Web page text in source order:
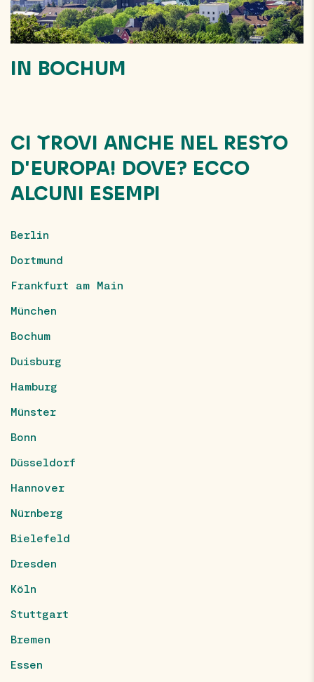
IN BOCHUM
CI TROVI ANCHE NEL RESTO
D'EUROPA! DOVE? ECCO
ALCUNI ESEMPI
Berlin
Dortmund
Frankfurt am Main
München
Bochum
Duisburg
Hamburg
Münster
Bonn
Düsseldorf
Hannover
Nürnberg
Bielefeld
Dresden
Köln
Stuttgart
Bremen
Essen